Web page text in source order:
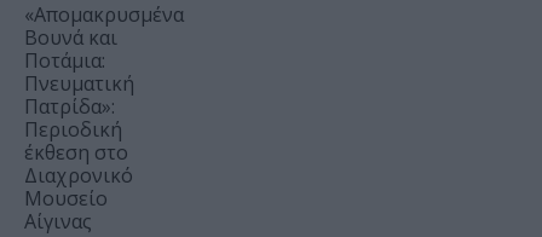
«Απομακρυσμένα
Βουνά και
Ποτάμια:
Πνευματική
Πατρίδα»:
Περιοδική
έκθεση στο
Διαχρονικό
Μουσείο
Αίγινας